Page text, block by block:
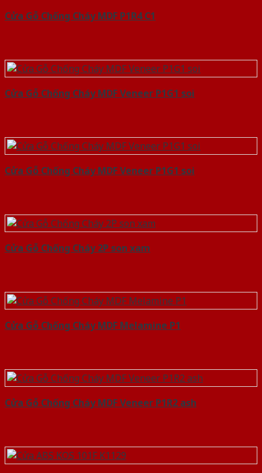
Cửa Gỗ Chống Cháy MDF P1R4 C1
Cửa Gỗ Chống Cháy MDF Veneer P1G1 soi
Cửa Gỗ Chống Cháy MDF Veneer P1G1 soi
Cửa Gỗ Chống Cháy 2P son xam
Cửa Gỗ Chống Cháy MDF Melamine P1
Cửa Gỗ Chống Cháy MDF Veneer P1R2 ash